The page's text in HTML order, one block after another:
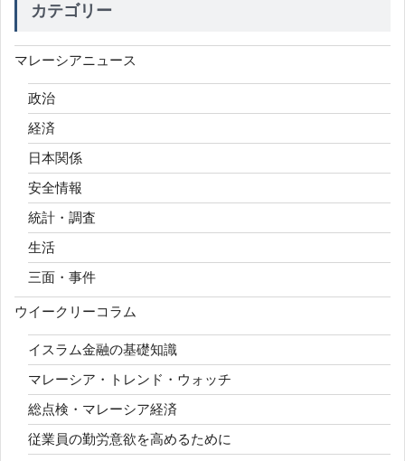
カテゴリー
マレーシアニュース
政治
経済
日本関係
安全情報
統計・調査
生活
三面・事件
ウイークリーコラム
イスラム金融の基礎知識
マレーシア・トレンド・ウォッチ
総点検・マレーシア経済
従業員の勤労意欲を高めるために